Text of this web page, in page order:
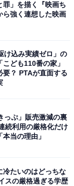
罪」を描く『映画ち
ら強く連想した映画
け込み実績ゼロ」の
ども110番の家」
要？ PTAが直面する
っぷ」販売激減の裏
続利用の厳格化だけ
当の理由」
冷たいのはどっちな
スの厳格過ぎる学歴